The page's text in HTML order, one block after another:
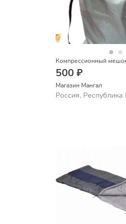
Компрессионный
500 ₽
Магазин Мангал
Россия, Республика